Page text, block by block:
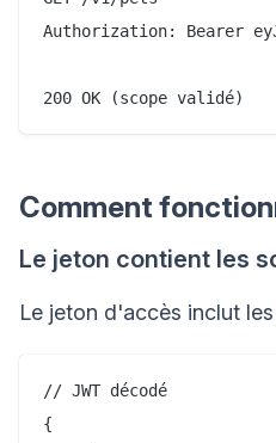
Authorization: Bearer
Comment
Le jeton contient les
Le jeton d'accès inclut
// JWT décodé
{